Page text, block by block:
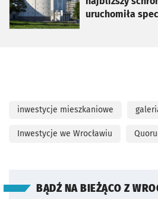
uruchomiła
inwestycje mieszkaniowe
Inwestycje we Wrocławiu
BĄDŹ NA BIEŻĄCO Z